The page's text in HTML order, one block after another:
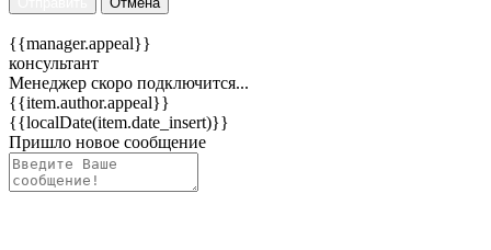
{{manager.appeal}}
консультант
Менеджер скоро подключится...
{{item.author.appeal}}
{{localDate(item.date_insert)}}
Пришло новое сообщение